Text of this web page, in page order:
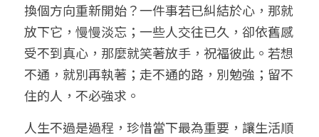
臉書生活
好書推廌
線上直播
自我挑戰
八字中階班
八字高階班
五人實戰班
科學八字推理PDF
八字批命
小兒命名
科學八字推理2
科學八字推理3
科學八字輕鬆學
輕鬆學會科學八字推理
批命預約
上課預約
常見問題
FB粉絲頁
登錄/註冊
搜索
繁體中文
繁體中文
0938617837
換個方向重新開始？一件事若已糾結於心，那就
放下它，慢慢淡忘；一些人交往已久，卻依舊感
受不到真心，那麼就笑著放手，祝福彼此。若想
不通，就別再執著；走不通的路，別勉強；留不
住的人，不必強求。
人生不過是過程，珍惜當下最為重要，讓生活順